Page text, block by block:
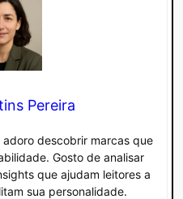
Pereira
descobrir marcas que
Gosto de analisar
que ajudam leitores a
sua personalidade.